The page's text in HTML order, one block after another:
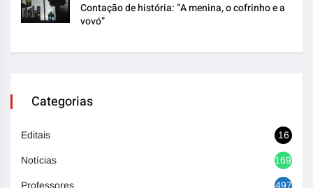
Contação de história: “A menina, o cofrinho e a
vovó”
Categorias
Editais 16
Notícias 1692
Professores 497